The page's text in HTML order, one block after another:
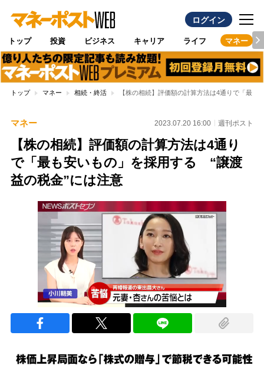
ログイン
トップ 投資 ビジネス キャリア ライフ マネー
トップ マネー 相続・終活 【株の相続】評価額の計算方法は4通りで「最
マネー 2023.07.20 16:00 週刊ポスト
【株の相続】評価額の計算方法は4通り
で「最も安いもの」を採用する “譲渡
益の税金”には注意